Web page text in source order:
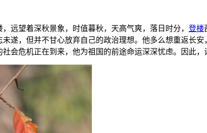
远望着深秋景象，时值暮秋，天高气爽，落日时分， 登楼
遂，但并不甘心放弃自己的政治理想。他多么想重返长
会危机正在到来，他为祖国的前途命运深深忧虑。因此，